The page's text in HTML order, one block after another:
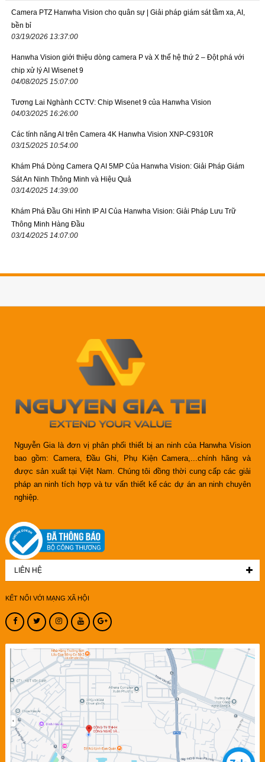
Camera PTZ Hanwha Vision cho quân sự | Giải pháp giám sát tầm xa, AI,
bền bỉ
03/19/2026 13:37:00
Hanwha Vision giới thiệu dòng camera P và X thế hệ thứ 2 – Đột phá với
chip xử lý AI Wisenet 9
04/08/2025 15:07:00
Tương Lai Nghành CCTV: Chip Wisenet 9 của Hanwha Vision
04/03/2025 16:26:00
Các tính năng AI trên Camera 4K Hanwha Vision XNP-C9310R
03/15/2025 10:54:00
Khám Phá Dòng Camera Q AI 5MP Của Hanwha Vision: Giải Pháp Giám
Sát An Ninh Thông Minh và Hiệu Quả
03/14/2025 14:39:00
Khám Phá Đầu Ghi Hình IP AI Của Hanwha Vision: Giải Pháp Lưu Trữ
Thông Minh Hàng Đầu
03/14/2025 14:07:00
Nguyễn Gia là đơn vị phân phối thiết bị an ninh của Hanwha Vision
bao gồm: Camera, Đầu Ghi, Phụ Kiện Camera,...chính hãng và
được sản xuất tại Việt Nam. Chúng tôi đồng thời cung cấp các giải
pháp an ninh tích hợp và tư vấn thiết kế các dự án an ninh chuyên
nghiệp.
LIÊN HỆ
KẾT NỐI VỚI MẠNG XÃ HỘI